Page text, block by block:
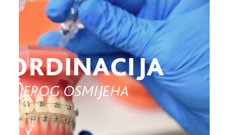
ORDINACIJA
LIJEPOG OSMIJEHA